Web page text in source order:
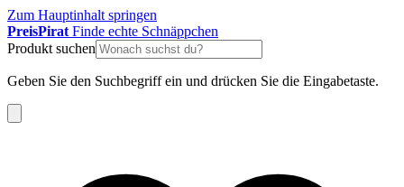
Zum Hauptinhalt springen
PreisPirat Finde echte Schnäppchen
Produkt suchen
Geben Sie den Suchbegriff ein und drücken Sie die Eingabetaste.